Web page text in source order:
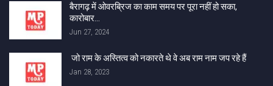
बैरागढ़ में ओवरब्रिज का काम समय पर पूरा नहीं हो सका,
कारोबार…
Jun 27, 2024
जो राम के अस्तित्व को नकारते थे वे अब राम नाम जप रहे हैं
Jan 28, 2023